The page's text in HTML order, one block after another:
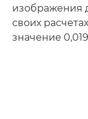
изображения
своих
значение